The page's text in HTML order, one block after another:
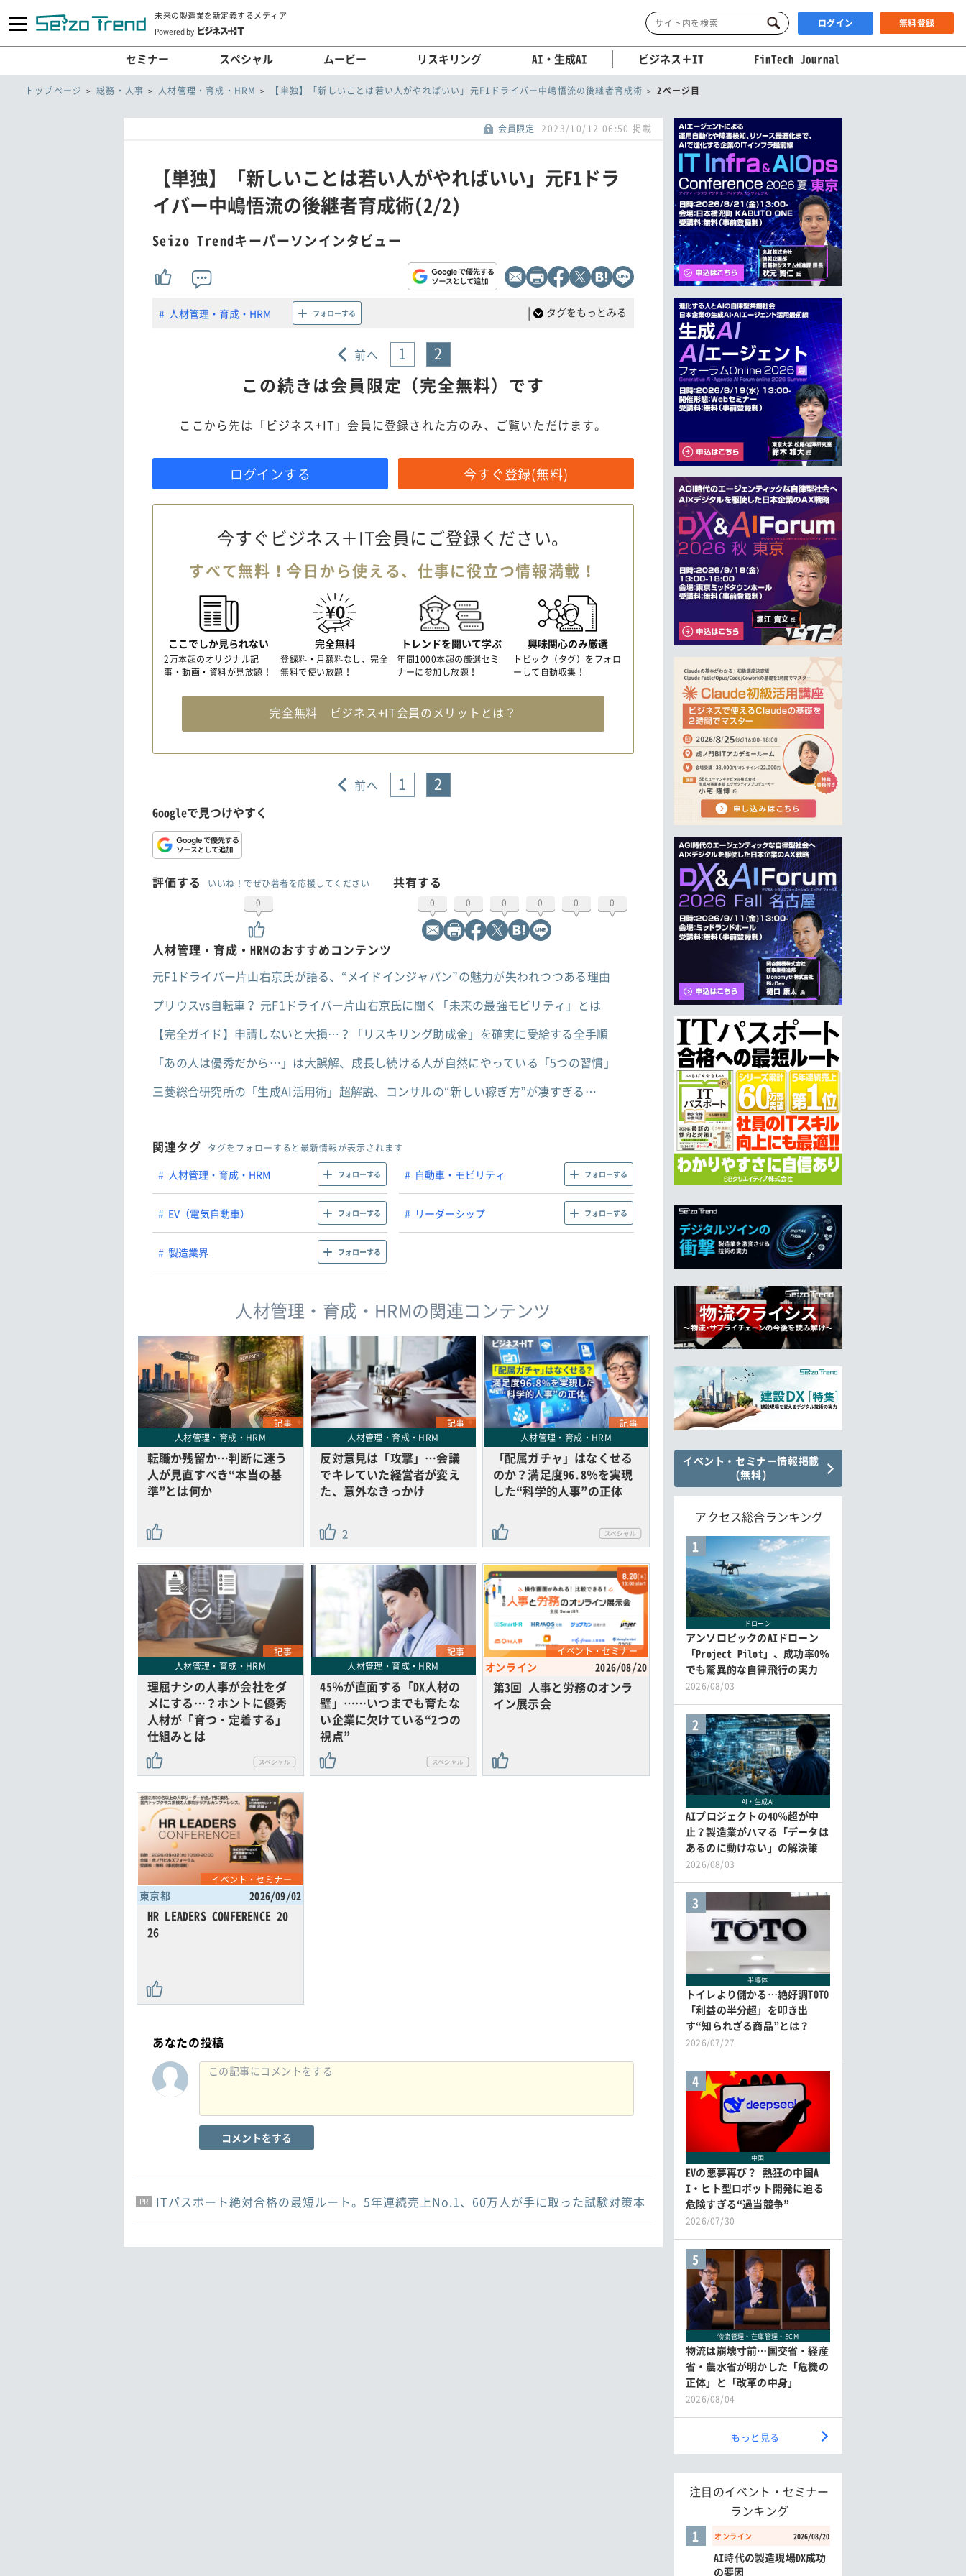
未来の製造業を新定義するメディア
Powered by
ログイン 無料登録
セミナー スペシャル ムービー リスキリング AI・生成AI ビジネス＋IT FinTech Journal
トップページ 総務・人事 人材管理・育成・HRM 【単独】「新しいことは若い人がやればいい」元F1ドライバー中嶋悟流の後継者育成術 2ページ目
会員限定 2023/10/12 06:50 掲載
【単独】「新しいことは若い人がやればいい」元F1ドラ
イバー中嶋悟流の後継者育成術(2/2)
Seizo Trendキーパーソンインタビュー
人材管理・育成・HRM フォローする | タグをもっとみる
前へ 1 2
この続きは会員限定（完全無料）です
ここから先は「ビジネス+IT」会員に登録された方のみ、ご覧いただけます。
ログインする 今すぐ登録(無料)
今すぐビジネス＋IT会員にご登録ください。
すべて無料！今日から使える、仕事に役立つ情報満載！
ここでしか見られない
2万本超のオリジナル記
事・動画・資料が見放題！
完全無料
登録料・月額料なし、完全
無料で使い放題！
トレンドを聞いて学ぶ
年間1000本超の厳選セミ
ナーに参加し放題！
興味関心のみ厳選
トピック（タグ）をフォロ
ーして自動収集！
完全無料 ビジネス+IT会員のメリットとは？
前へ 1 2
Googleで見つけやすく
評価する
いいね！でぜひ著者を応援してください
0
共有する
0 0 0 0 0 0
人材管理・育成・HRMのおすすめコンテンツ
元F1ドライバー片山右京氏が語る、“メイドインジャパン”の魅力が失われつつある理由
プリウスvs自転車？ 元F1ドライバー片山右京氏に聞く「未来の最強モビリティ」とは
【完全ガイド】申請しないと大損…？「リスキリング助成金」を確実に受給する全手順
「あの人は優秀だから…」は大誤解、成長し続ける人が自然にやっている「5つの習慣」
三菱総合研究所の「生成AI活用術」超解説、コンサルの“新しい稼ぎ方”が凄すぎる…
関連タグ タグをフォローすると最新情報が表示されます
人材管理・育成・HRM フォローする 自動車・モビリティ フォローする
EV（電気自動車） フォローする リーダーシップ フォローする
製造業界 フォローする
人材管理・育成・HRMの関連コンテンツ
記事
人材管理・育成・HRM
転職か残留か…判断に迷う
人が見直すべき“本当の基
準”とは何か
記事
人材管理・育成・HRM
反対意見は「攻撃」…会議
でキレていた経営者が変え
た、意外なきっかけ
2
記事
人材管理・育成・HRM
「配属ガチャ」はなくせる
のか？満足度96.8％を実現
した“科学的人事”の正体
記事
人材管理・育成・HRM
理屈ナシの人事が会社をダ
メにする…？ホントに優秀
人材が「育つ・定着する」
仕組みとは
記事
人材管理・育成・HRM
45％が直面する「DX人材の
壁」……いつまでも育たな
い企業に欠けている“2つの
視点”
イベント・セミナー
オンライン 2026/08/20
第3回 人事と労務のオンラ
イン展示会
イベント・セミナー
東京都 2026/09/02
HR LEADERS CONFERENCE 20
26
あなたの投稿
コメントをする
PR
PR
PR ITパスポート絶対合格の最短ルート。5年連続売上No.1、60万人が手に取った試験対策本
イベント・セミナー情報掲載
(無料)
アクセス総合ランキング
1
ドローン
アンソロピックのAIドローン
「Project Pilot」、成功率0％
でも驚異的な自律飛行の実力
2026/08/03
2
AI・生成AI
AIプロジェクトの40％超が中
止？製造業がハマる「データは
あるのに動けない」の解決策
2026/08/03
3
半導体
トイレより儲かる…絶好調TOTO
「利益の半分超」を叩き出
す“知られざる商品”とは？
2026/07/27
4
中国
EVの悪夢再び？ 熱狂の中国A
I・ヒト型ロボット開発に迫る
危険すぎる“過当競争”
2026/07/30
5
物流管理・在庫管理・SCM
物流は崩壊寸前…国交省・経産
省・農水省が明かした「危機の
正体」と「改革の中身」
2026/08/04
もっと見る
注目のイベント・セミナー
ランキング
オンライン 2026/08/20
1
AI時代の製造現場DX成功
の要因